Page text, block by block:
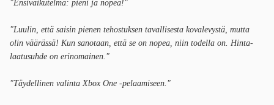
"Ensivaikutelma: pieni ja nopea!"
"Luulin, että saisin pienen tehostuksen tavallisesta kovalevystä, mutta
olin väärässä! Kun sanotaan, että se on nopea, niin todella on. Hinta-
laatusuhde on erinomainen."
"Täydellinen valinta Xbox One -pelaamiseen."